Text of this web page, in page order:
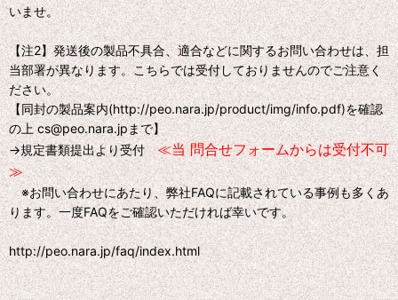
いませ。
【注2】発送後の製品不具合、適合などに関するお問い合わせは、担
当部署が異なります。こちらでは受付しておりませんのでご注意く
ださい。
【同封の製品案内(http://peo.nara.jp/product/img/info.pdf)を確認
の上 cs@peo.nara.jpまで】
→規定書類提出より受付≪当 問合せフォームからは受付不可
≫
※お問い合わせにあたり、弊社FAQに記載されている事例も多くあ
ります。一度FAQをご確認いただければ幸いです。
http://peo.nara.jp/faq/index.html